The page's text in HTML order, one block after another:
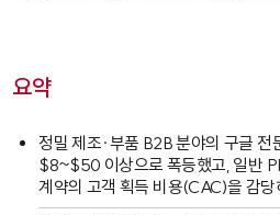
요약
정밀 제조·부품 B2B 분야의 구글 전
$8~$50 이상으로 폭등했고, 일반
계약의 고객 획득 비용(CAC)을 감당